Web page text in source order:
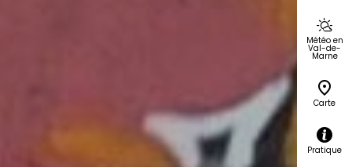
Météo en
Val-de-
Marne
Carte
Pratique